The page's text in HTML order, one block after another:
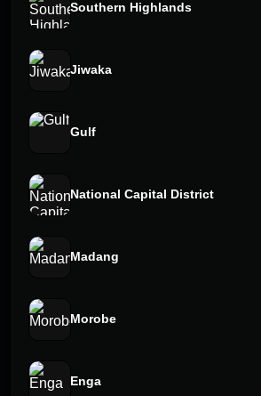
Southern Highlands
Jiwaka
Gulf
National Capital District
Madang
Morobe
Enga